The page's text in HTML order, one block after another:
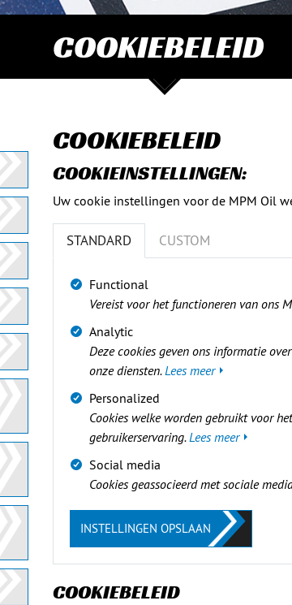
COOKIEBELEID
COOKIEBELEID
COOKIEINSTELLINGEN:
Uw cookie instellingen voor de MPM Oil
STANDARD CUSTOM
Functional
Vereist voor het functioneren van ons
Analytic
Deze cookies geven ons informatie
onze diensten.Lees meer
Personalized
Cookies welke worden gebruikt voor
gebruikerservaring.Lees meer
Social media
Cookies geassocieerd met sociale
INSTELLINGEN OPSLAAN
COOKIEBELEID